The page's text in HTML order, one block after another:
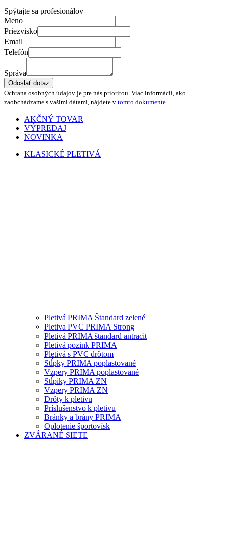
Spýtajte sa profesionálov
Meno
Priezvisko
Email
Telefón
Správa
Odoslať dotaz
Ochrana osobných údajov je pre nás prioritou. Viac informácií, ako
zaobchádzame s vašimi dátami, nájdete v tomto dokumente
AKČNÝ TOVAR
VÝPREDAJ
NOVINKA
KLASICKÉ PLETIVÁ
Pletivá PRIMA Štandard zelené
Pletiva PVC PRIMA Strong
Pletivá PRIMA štandard antracit
Pletivá pozink PRIMA
Pletivá s PVC drôtom
Stĺpky PRIMA poplastované
Vzpery PRIMA poplastované
Stĺpiky PRIMA ZN
Vzpery PRIMA ZN
Drôty k pletivu
Príslušenstvo k pletivu
Bránky a brány PRIMA
Oplotenie športovísk
ZVÁRANÉ SIETE